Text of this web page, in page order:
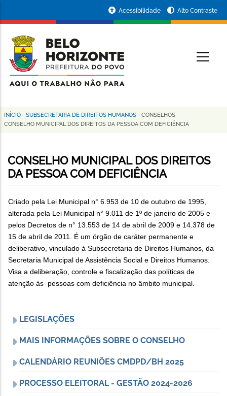
conteúdo
principal
da
Prefeitura
de
Horizonte
Acessibilidade Alto Contraste
Trilha
navegação
INÍCIO - SUBSECRETARIA DE DIREITOS HUMANOS - CONSELHOS -
CONSELHO MUNICIPAL DOS DIREITOS DA PESSOA COM DEFICIÊNCIA
CONSELHO MUNICIPAL DOS DIREITOS
DA PESSOA COM DEFICIÊNCIA
Criado pela Lei Municipal n° 6.953 de 10 de outubro de 1995,
alterada pela Lei Municipal n° 9.011 de 1º de janeiro de 2005 e
pelos Decretos de n° 13.553 de 14 de abril de 2009 e 14.378 de
15 de abril de 2011. É um órgão de caráter permanente e
deliberativo, vinculado à Subsecretaria de Direitos Humanos, da
Secretaria Municipal de Assistência Social e Direitos Humanos.
Visa a deliberação, controle e fiscalização das políticas de
atenção às pessoas com deficiência no âmbito municipal.
LEGISLAÇÕES
MAIS INFORMAÇÕES SOBRE O CONSELHO
CALENDÁRIO REUNIÕES CMDPD/BH 2025
PROCESSO ELEITORAL - GESTÃO 2024-2026